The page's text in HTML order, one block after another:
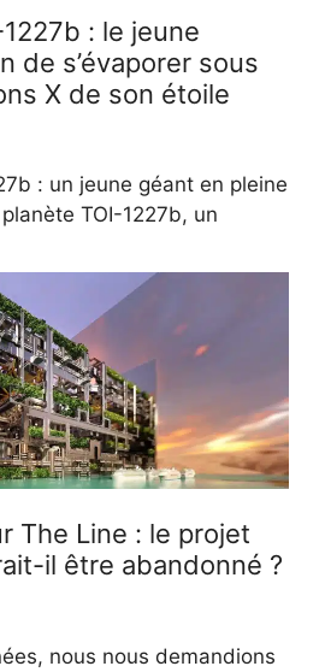
: le jeune
de s’évaporer sous
X de son étoile
: un jeune géant en pleine
TOI-1227b, un
The Line : le projet
il être abandonné ?
nous nous demandions